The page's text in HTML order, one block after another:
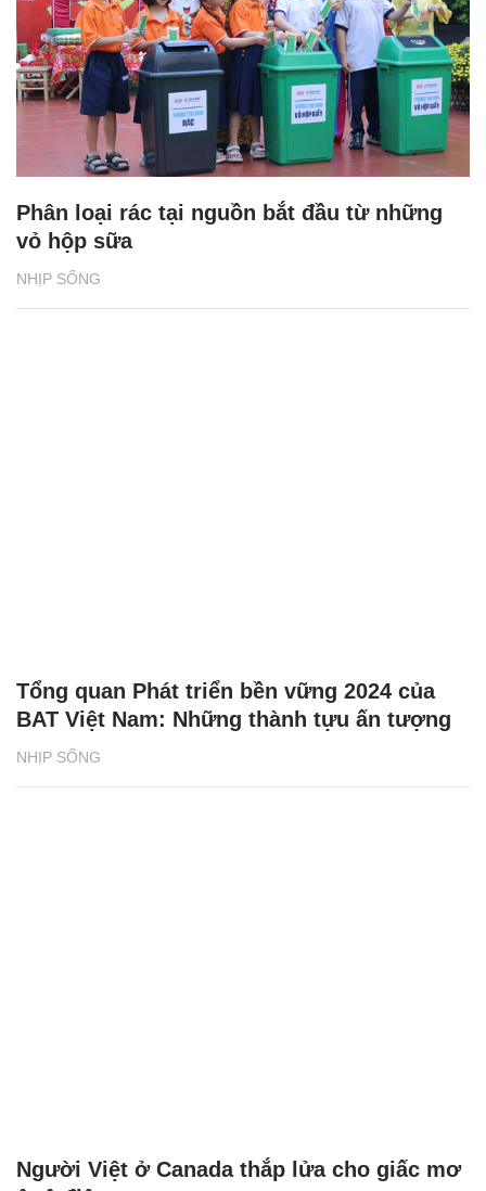
NHỊP SỐNG
Phân loại rác tại nguồn bắt đầu từ những
vỏ hộp sữa
NHỊP SỐNG
Tổng quan Phát triển bền vững 2024 của
BAT Việt Nam: Những thành tựu ấn tượng
Người Việt ở Canada thắp lửa cho giấc mơ